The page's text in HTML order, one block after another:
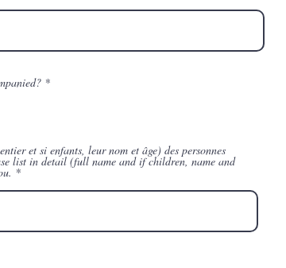
*
et si enfants, leur nom et âge) des personnes
list in detail (full name and if children, name and